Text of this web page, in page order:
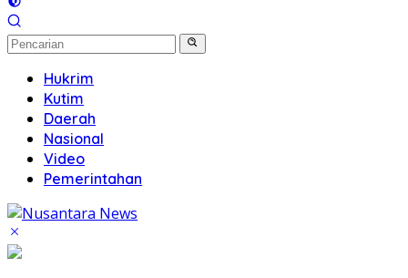
Hukrim
Kutim
Daerah
Nasional
Video
Pemerintahan